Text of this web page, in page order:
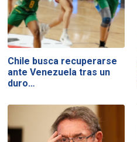
Chile busca recuperarse
ante Venezuela tras un
duro…